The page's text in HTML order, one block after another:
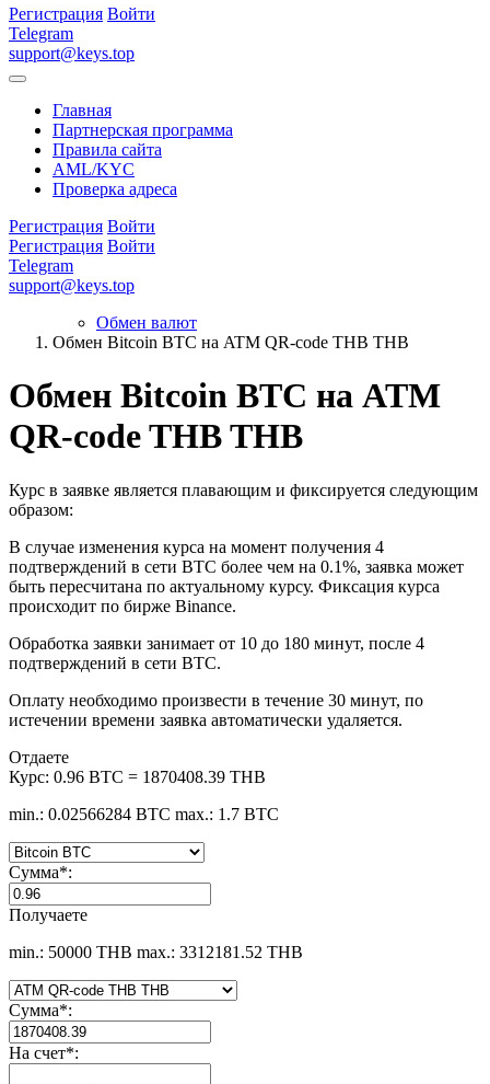
Регистрация Войти
Telegram
support@keys.top
Главная
Партнерская программа
Правила сайта
AML/KYC
Проверка адреса
Регистрация Войти
Регистрация Войти
Telegram
support@keys.top
Обмен валют
Обмен Bitcoin BTC на ATM QR-code THB THB
Обмен Bitcoin BTC на ATM
QR-code THB THB
Курс в заявке является плавающим и фиксируется следующим
образом:
В случае изменения курса на момент получения 4
подтверждений в сети BTC более чем на 0.1%, заявка может
быть пересчитана по актуальному курсу. Фиксация курса
происходит по бирже Binance.
Обработка заявки занимает от 10 до 180 минут, после 4
подтверждений в сети BTC.
Оплату необходимо произвести в течение 30 минут, по
истечении времени заявка автоматически удаляется.
Отдаете
Курс: 0.96 BTC = 1870408.39 THB
min.: 0.02566284 BTC max.: 1.7 BTC
Сумма*:
Получаете
min.: 50000 THB max.: 3312181.52 THB
Сумма*:
На счет*: